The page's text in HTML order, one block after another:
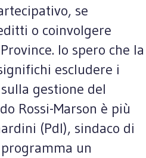
se
o coinvolgere
Io spero che la
escludere i
gestione del
Rossi-Marson è più
(Pdl), sindaco di
un